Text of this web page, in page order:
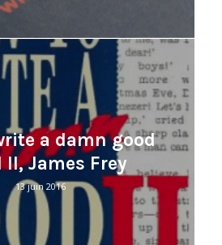
a damn good
II, James Frey
13 juin 2016